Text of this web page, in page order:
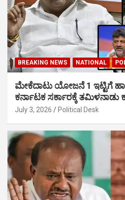
BREAKING NEWS NATIONAL
ಮೇಕೆದಾಟು ಯೋಜನೆ 1 ಇಟ್ಟಿಗೆ
ಕರ್ನಾಟಕ ಸರ್ಕಾರಕ್ಕೆ ತಮಿಳನಾಡು
July 3, 2026 Political Desk